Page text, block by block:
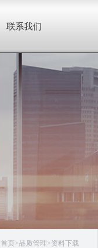
联系我们
首页>品质管理>资料下载